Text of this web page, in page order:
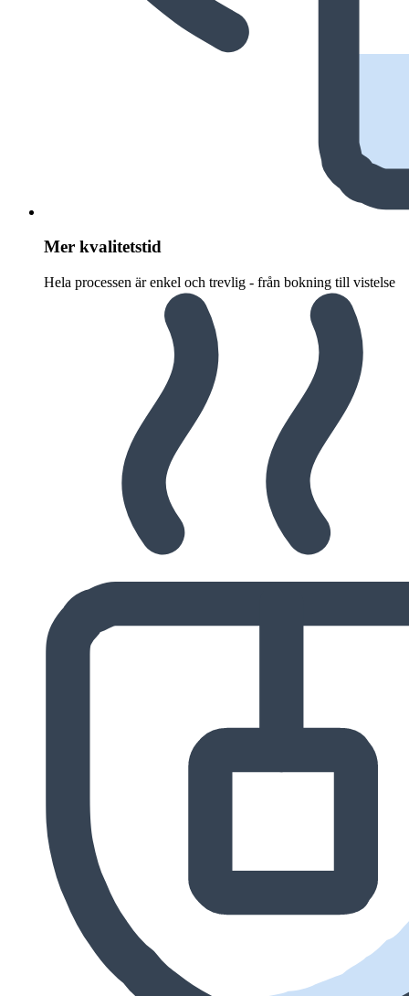
Mer kvalitetstid
Hela processen är enkel och trevlig - från bokning till vistelse